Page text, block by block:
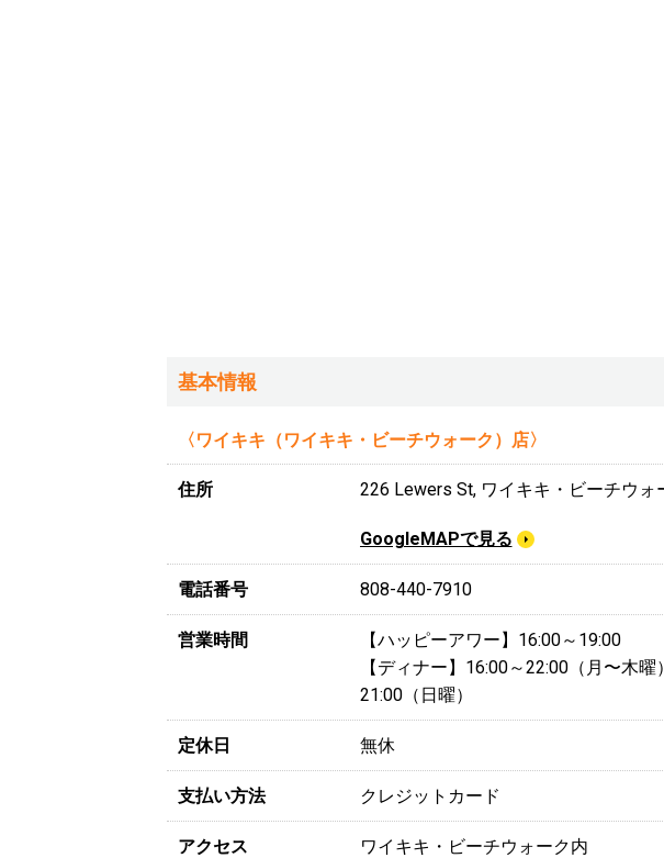
基本情報
〈ワイキキ（ワイキキ・ビーチウォーク）店〉
住所 226 Lewers St, ワイキキ・ビーチウォ
GoogleMAPで見る
電話番号 808-440-7910
営業時間
【ハッピーアワー】16:00～19:00
【ディナー】16:00～22:00（月〜木
21:00（日曜）
定休日 無休
支払い方法 クレジットカード
アクセス ワイキキ・ビーチウォーク内